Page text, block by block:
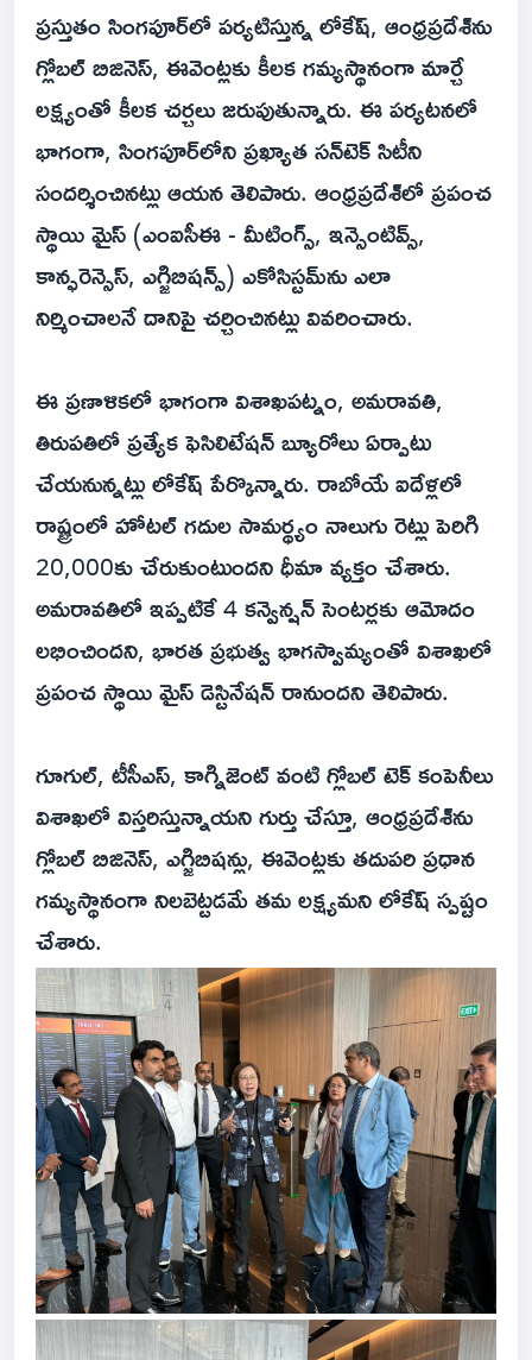
ప్రస్తుతం సింగపూర్‌లో పర్యటిస్తున్న లోకేష్, ఆంధ్రప్రదేశ్‌ను
గ్లోబల్ బిజినెస్, ఈవెంట్లకు కీలక గమ్యస్థానంగా మార్చే
లక్ష్యంతో కీలక చర్చలు జరుపుతున్నారు. ఈ పర్యటనలో
భాగంగా, సింగపూర్‌లోని ప్రఖ్యాత సన్‌టెక్ సిటీని
సందర్శించినట్లు ఆయన తెలిపారు. ఆంధ్రప్రదేశ్‌లో ప్రపంచ
స్థాయి మైస్ (ఎంఐసీఈ - మీటింగ్స్, ఇన్సెంటివ్స్,
కాన్ఫరెన్సెస్, ఎగ్జిబిషన్స్) ఎకోసిస్టమ్‌ను ఎలా
నిర్మించాలనే దానిపై చర్చించినట్లు వివరించారు.
ఈ ప్రణాళికలో భాగంగా విశాఖపట్నం, అమరావతి,
తిరుపతిలో ప్రత్యేక ఫెసిలిటేషన్ బ్యూరోలు ఏర్పాటు
చేయనున్నట్లు లోకేష్ పేర్కొన్నారు. రాబోయే ఐదేళ్లలో
రాష్ట్రంలో హోటల్ గదుల సామర్థ్యం నాలుగు రెట్లు పెరిగి
20,000కు చేరుకుంటుందని ధీమా వ్యక్తం చేశారు.
అమరావతిలో ఇప్పటికే 4 కన్వెన్షన్ సెంటర్లకు ఆమోదం
లభించిందని, భారత ప్రభుత్వ భాగస్వామ్యంతో విశాఖలో
ప్రపంచ స్థాయి మైస్ డెస్టినేషన్ రానుందని తెలిపారు.
గూగుల్, టీసీఎస్, కాగ్నిజెంట్ వంటి గ్లోబల్ టెక్ కంపెనీలు
విశాఖలో విస్తరిస్తున్నాయని గుర్తు చేస్తూ, ఆంధ్రప్రదేశ్‌ను
గ్లోబల్ బిజినెస్, ఎగ్జిబిషన్లు, ఈవెంట్లకు తదుపరి ప్రధాన
గమ్యస్థానంగా నిలబెట్టడమే తమ లక్ష్యమని లోకేష్ స్పష్టం
చేశారు.